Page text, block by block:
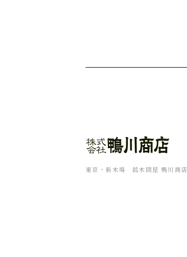
東京・新木場 銘木問屋 鴨川商店